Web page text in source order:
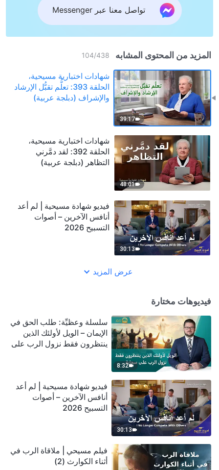
تواصل معنا عبر Messenger
المزيد من المحتوى المشابه 104/438
39:17
شهادات اختبارية مسيحية،
الحلقة 393: تعلُّم تقبُّل الإرشاد
والإشراف (دبلجة عربية)
48:01
شهادات اختبارية مسيحية،
الحلقة 392: لقد دمَّرني
التظاهر (دبلجة عربية)
30:13
فيديو شهادة مسيحية | لم أعد
أنافس الآخرين – أصوات
التسبيح 2026
عرض المزيد
فيديوهات مختارة
8:32
سلسلة وعظيِّة: طلب الحق في
الإيمان – الويل لأولئك الذين
ينتظرون فقط نزول الرب على
30:13
فيديو شهادة مسيحية | لم أعد
أنافس الآخرين – أصوات
التسبيح 2026
فيلم مسيحي | ملاقاة الرب في
أثناء الكوارث (2)